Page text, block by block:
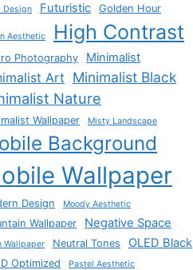
Design
Futuristic Golden Hour
Aesthetic High Contrast
Photography Minimalist
Art Minimalist Black
Nature
Wallpaper Misty Landscape
Background
Wallpaper
Design Moody Aesthetic
Wallpaper Negative Space
Wallpaper Neutral Tones OLED Black
Optimized
Pastel Aesthetic